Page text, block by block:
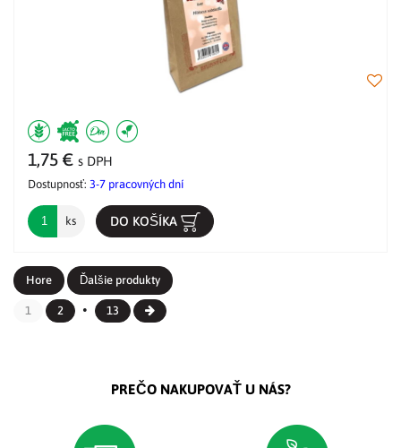
1,75 € s DPH
Dostupnosť: 3-7 pracovných dní
ks DO KOŠÍKA
Hore Ďalšie produkty
1 2 13
PREČO NAKUPOVAŤ U NÁS?